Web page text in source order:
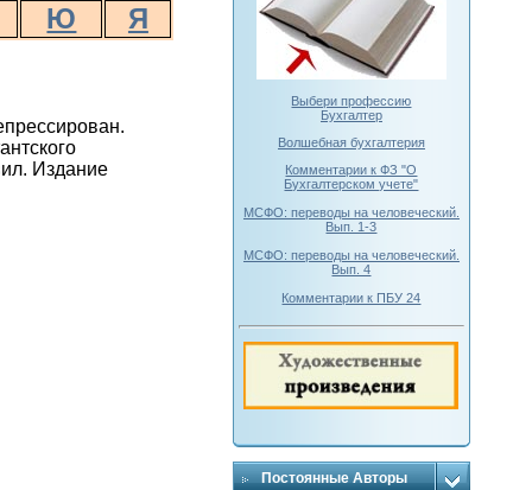
Ю Я
Издание
Выбери профессию
Бухгалтер
Волшебная бухгалтерия
Комментарии к ФЗ "О
Бухгалтерском учете"
МСФО: переводы на человеческий.
Вып. 1-3
МСФО: переводы на человеческий.
Вып. 4
Комментарии к ПБУ 24
Постоянные Авторы